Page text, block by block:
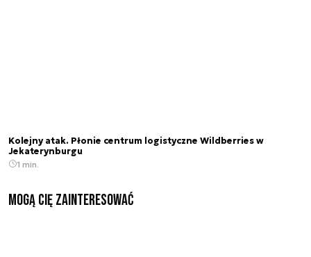
Kolejny atak. Płonie centrum logistyczne Wildberries w
Jekaterynburgu
1 min.
Mogą Cię zainteresować